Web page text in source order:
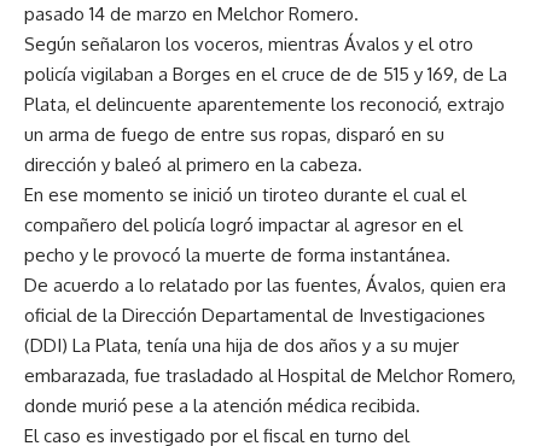
pasado 14 de marzo en Melchor Romero.
Según señalaron los voceros, mientras Ávalos y el otro
policía vigilaban a Borges en el cruce de de 515 y 169, de La
Plata, el delincuente aparentemente los reconoció, extrajo
un arma de fuego de entre sus ropas, disparó en su
dirección y baleó al primero en la cabeza.
En ese momento se inició un tiroteo durante el cual el
compañero del policía logró impactar al agresor en el
pecho y le provocó la muerte de forma instantánea.
De acuerdo a lo relatado por las fuentes, Ávalos, quien era
oficial de la Dirección Departamental de Investigaciones
(DDI) La Plata, tenía una hija de dos años y a su mujer
embarazada, fue trasladado al Hospital de Melchor Romero,
donde murió pese a la atención médica recibida.
El caso es investigado por el fiscal en turno del